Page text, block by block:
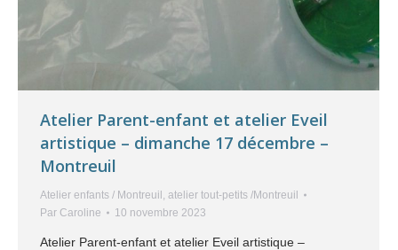
Atelier Parent-enfant et atelier Eveil
artistique – dimanche 17 décembre –
Montreuil
Atelier enfants / Montreuil atelier tout-petits /Montreuil
Par Caroline 10 novembre 2023
Atelier Parent-enfant et atelier Eveil artistique –